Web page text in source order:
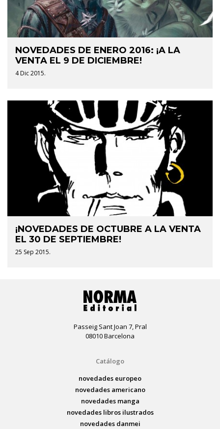
NOVEDADES DE ENERO 2016: ¡A LA
VENTA EL 9 DE DICIEMBRE!
4 Dic 2015.
¡NOVEDADES DE OCTUBRE A LA VENTA
EL 30 DE SEPTIEMBRE!
25 Sep 2015.
Passeig Sant Joan 7, Pral
08010 Barcelona
Catálogo
novedades europeo
novedades americano
novedades manga
novedades libros ilustrados
novedades danmei